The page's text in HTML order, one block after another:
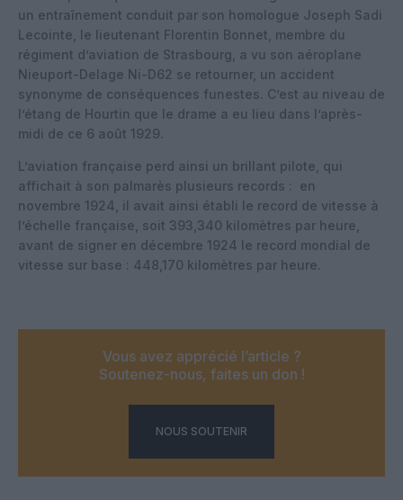
un entraînement conduit par son homologue Joseph Sadi
Lecointe, le lieutenant Florentin Bonnet, membre du
régiment d’aviation de Strasbourg, a vu son aéroplane
Nieuport-Delage Ni-D62 se retourner, un accident
synonyme de conséquences funestes. C’est au niveau de
l’étang de Hourtin que le drame a eu lieu dans l’après-
midi de ce 6 août 1929.
L’aviation française perd ainsi un brillant pilote, qui
affichait à son palmarès plusieurs records : en
novembre 1924, il avait ainsi établi le record de vitesse à
l’échelle française, soit 393,340 kilomètres par heure,
avant de signer en décembre 1924 le record mondial de
vitesse sur base : 448,170 kilomètres par heure.
Vous avez apprécié l’article ?
Soutenez-nous, faites un don !
NOUS SOUTENIR